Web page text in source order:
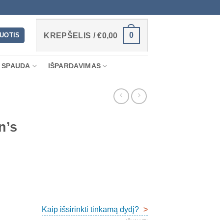
KREPŠELIS /€0,00 0
IŠPARDAVIMAS
Kaip išsirinkti tinkamą dydį? >